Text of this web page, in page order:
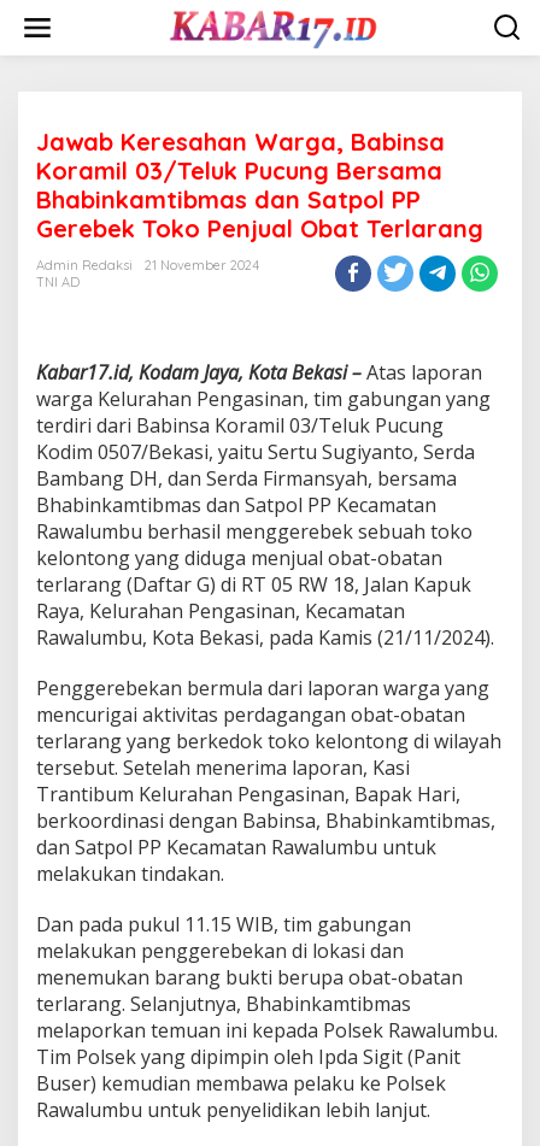
content
Jawab Keresahan Warga, Babinsa
Koramil 03/Teluk Pucung Bersama
Bhabinkamtibmas dan Satpol PP
Gerebek Toko Penjual Obat Terlarang
Admin Redaksi
21 November 2024
TNI AD
Kabar17.id, Kodam Jaya, Kota Bekasi –Atas laporan
warga Kelurahan Pengasinan, tim gabungan yang
terdiri dari Babinsa Koramil 03/Teluk Pucung
Kodim 0507/Bekasi, yaitu Sertu Sugiyanto, Serda
Bambang DH, dan Serda Firmansyah, bersama
Bhabinkamtibmas dan Satpol PP Kecamatan
Rawalumbu berhasil menggerebek sebuah toko
kelontong yang diduga menjual obat-obatan
terlarang (Daftar G) di RT 05 RW 18, Jalan Kapuk
Raya, Kelurahan Pengasinan, Kecamatan
Rawalumbu, Kota Bekasi, pada Kamis (21/11/2024).
Penggerebekan bermula dari laporan warga yang
mencurigai aktivitas perdagangan obat-obatan
terlarang yang berkedok toko kelontong di wilayah
tersebut. Setelah menerima laporan, Kasi
Trantibum Kelurahan Pengasinan, Bapak Hari,
berkoordinasi dengan Babinsa, Bhabinkamtibmas,
dan Satpol PP Kecamatan Rawalumbu untuk
melakukan tindakan.
Dan pada pukul 11.15 WIB, tim gabungan
melakukan penggerebekan di lokasi dan
menemukan barang bukti berupa obat-obatan
terlarang. Selanjutnya, Bhabinkamtibmas
melaporkan temuan ini kepada Polsek Rawalumbu.
Tim Polsek yang dipimpin oleh Ipda Sigit (Panit
Buser) kemudian membawa pelaku ke Polsek
Rawalumbu untuk penyelidikan lebih lanjut.